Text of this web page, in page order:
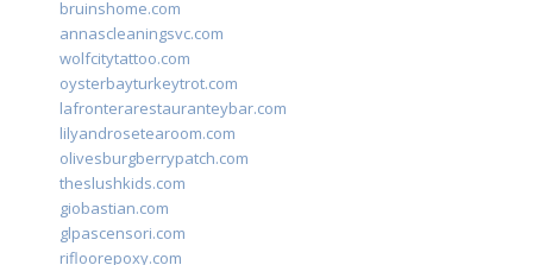
bruinshome.com
annascleaningsvc.com
wolfcitytattoo.com
oysterbayturkeytrot.com
lafronterarestauranteybar.com
lilyandrosetearoom.com
olivesburgberrypatch.com
theslushkids.com
giobastian.com
glpascensori.com
rifloorepoxy.com